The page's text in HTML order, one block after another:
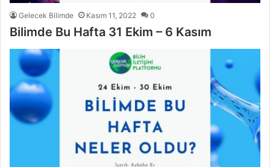
Gelecek Bilimde Kasım 11, 2022 0
Bilimde Bu Hafta 31 Ekim – 6 Kasım